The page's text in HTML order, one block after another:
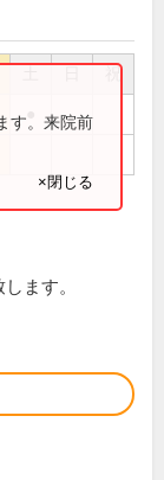
祝
す。来院前
×閉じる
ます。